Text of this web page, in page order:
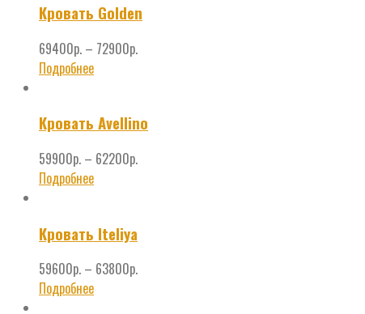
Кровать Golden
69400р. – 72900р.
Подробнее
Кровать Avellino
59900р. – 62200р.
Подробнее
Кровать Iteliya
59600р. – 63800р.
Подробнее